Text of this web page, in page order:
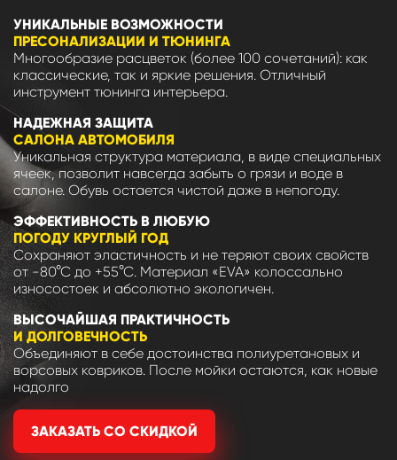
УНИКАЛЬНЫЕ ВОЗМОЖНОСТИ
ПРЕСОНАЛИЗАЦИИ И ТЮНИНГА
Многообразие расцветок (более 100 сочетаний): как
классические, так и яркие решения. Отличный
инструмент тюнинга интерьера.
НАДЕЖНАЯ ЗАЩИТА
САЛОНА АВТОМОБИЛЯ
Уникальная структура материала, в виде специальных
ячеек, позволит навсегда забыть о грязи и воде в
салоне. Обувь остается чистой даже в непогоду.
ЭФФЕКТИВНОСТЬ В ЛЮБУЮ
ПОГОДУ КРУГЛЫЙ ГОД
Сохраняют эластичность и не теряют своих свойств
от -80°С до +55°С. Материал «EVA» колоссально
износостоек и абсолютно экологичен.
ВЫСОЧАЙШАЯ ПРАКТИЧНОСТЬ
И ДОЛГОВЕЧНОСТЬ
Объединяют в себе достоинства полиуретановых и
ворсовых ковриков. После мойки остаются, как новые
надолго
ЗАКАЗАТЬ СО СКИДКОЙ